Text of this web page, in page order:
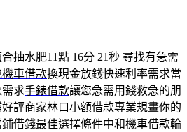
抽水肥11點 16分 21秒 尋找有急需
機車借款換現金放錢快速利率需求當
求手錶借款讓您急需用錢救急的朋
評商家林口小額借款專業規畫你的
借錢最佳選擇條件中和機車借款輪